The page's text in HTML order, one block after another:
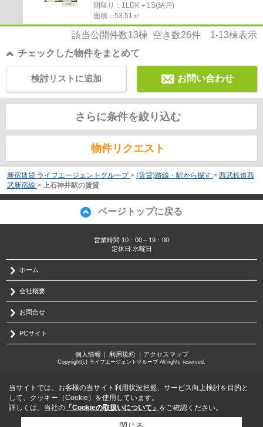
間取り：1LDK＋1S(納戸)
面積：53.51㎡
該当公開件数13棟 空き数26件 1-13棟表示
チェックした物件をまとめて
お問い合わせ
検討リストに追加
さらに条件を絞り込む
物件リクエスト
新宿賃貸 ライフエージェントグループ > (賃貸)路線・駅から探す > 西武鉄道西
武新宿線 > 上石神井駅の賃貸
ページトップに戻る
営業時間:10：00～19：00
定休日:水曜日
ホーム
会社概要
お問合せ
PCサイト
個人情報 ｜ 利用規約｜ アクセスマップ
Copyright(c) ライフエージェントグループ All rights reserved.
当サイトでは、お客様の当サイト利用状況把握、サービス向上検討を目的と
して、クッキー（Cookie）を使用しています。
詳しくは、当社の 「Cookieの取扱いについて」 をご確認ください。